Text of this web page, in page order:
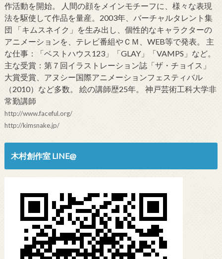
作活動を開始。 人間の顔をメインモチーフに、様々な表現
法を駆使して作品を量産。2003年、バーチャルタレント集
団 「キムスネイク」を生み出し、個性的なキャラクターの
アニメーションを、テレビ番組やＣＭ、WEB等で発表。 主
な仕事：「ベストハウス123」「GLAY」「VAMPS」など。
主な受賞：第７回イラストレーション誌「ザ・チョイス」
大賞受賞、アヌシー国際アニメーションフェスティバル
（2010）など多数。 絵の講師歴25年。 神戸芸術工科大学非
常勤講師
http://www.faceful.org/
http://kimsnake.jp/
木村創作室 LINE@